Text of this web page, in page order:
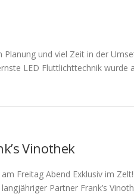
Planung und viel Zeit in der
LED Fluttlichttechnik wurde
Vinothek
Freitag Abend Exklusiv im
Partner Frank’s